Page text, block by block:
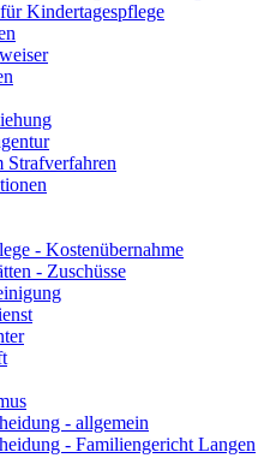
Kindertagespflege
Strafverfahren
- Kostenübernahme
- Zuschüsse
- allgemein
- Familiengericht Langen